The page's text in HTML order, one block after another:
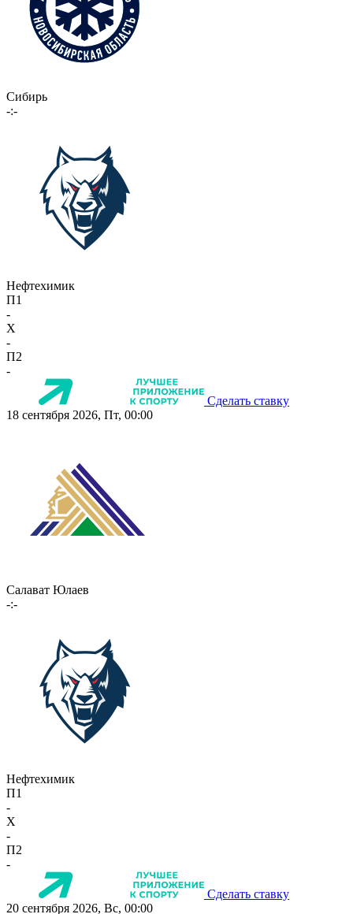
Сибирь
-:-
Нефтехимик
П1
-
X
-
П2
-
Сделать ставку
18 сентября 2026, Пт, 00:00
Салават Юлаев
-:-
Нефтехимик
П1
-
X
-
П2
-
Сделать ставку
20 сентября 2026, Вс, 00:00